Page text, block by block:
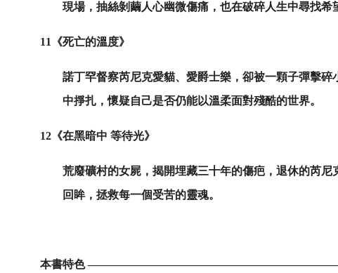
現場，抽絲剝繭人心幽微傷痛，也在破碎人生中尋找希
11 《死亡的溫度》
諾丁罕督察芮尼克愛貓、愛爵士樂，卻被一顆子彈擊
中掙扎，懷疑自己是否仍能以溫柔面對殘酷的世界。
12 《在黑暗中 等待光》
荒廢礦村的女屍，揭開埋藏三十年的傷疤，退休的芮
回眸，拯救每一個受苦的靈魂。
本書特色